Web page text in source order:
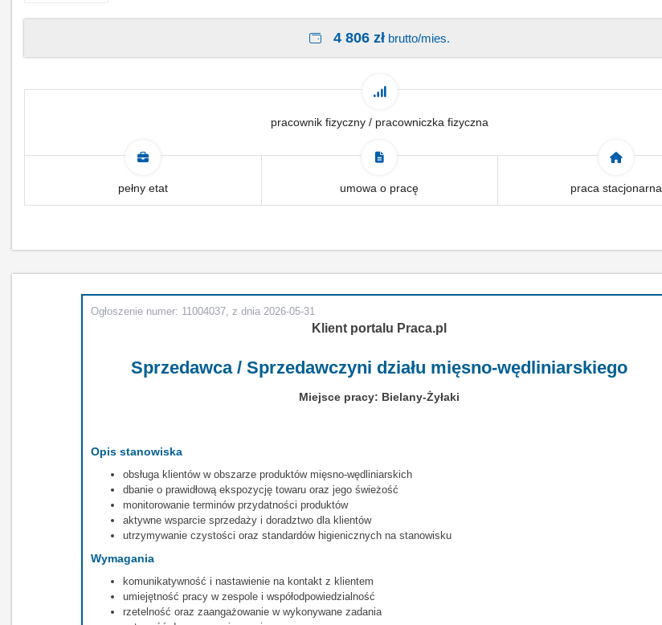
4 806 złbrutto/mies.
pracownik fizyczny / pracowniczka fizyczna
pełny etat umowa o pracę praca stacjonarna
Ogłoszenie numer: 11004037, z dnia 2026-05-31
Klient portalu Praca.pl
Sprzedawca / Sprzedawczyni działu mięsno-wędliniarskiego
Miejsce pracy: Bielany-Żyłaki
Opis stanowiska
obsługa klientów w obszarze produktów mięsno-wędliniarskich
dbanie o prawidłową ekspozycję towaru oraz jego świeżość
monitorowanie terminów przydatności produktów
aktywne wsparcie sprzedaży i doradztwo dla klientów
utrzymywanie czystości oraz standardów higienicznych na stanowisku
Wymagania
komunikatywność i nastawienie na kontakt z klientem
umiejętność pracy w zespole i współodpowiedzialność
rzetelność oraz zaangażowanie w wykonywane zadania